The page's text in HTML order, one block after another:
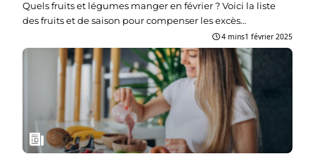
Quels fruits et légumes manger en février ? Voici la liste
des fruits et de saison pour compenser les excès…
4 mins1 février 2025